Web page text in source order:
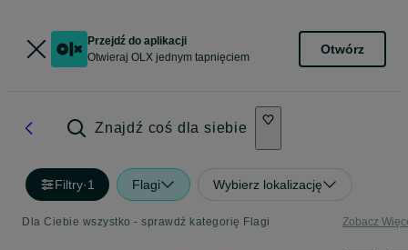
Przejdź do aplikacji
Otwieraj OLX jednym tapnięciem
Otwórz
Znajdź coś dla siebie
Filtry·1 Flagi Wybierz lokalizację
Dla Ciebie wszystko - sprawdź kategorię Flagi Zobacz